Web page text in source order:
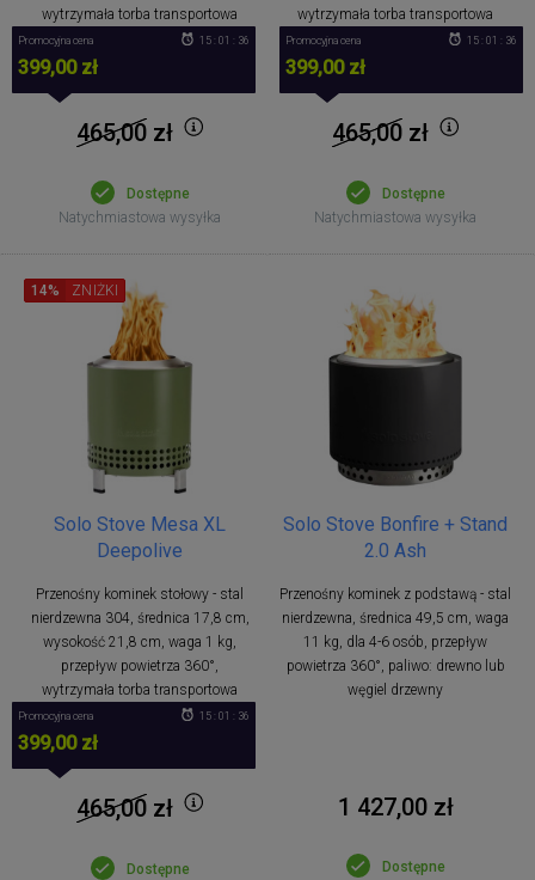
wytrzymała torba transportowa
Promocyjna cena
399,00 zł
15 : 01 : 36
465,00zł
Dostępne
Natychmiastowa wysyłka
wytrzymała torba transportowa
Promocyjna cena
399,00 zł
15 : 01 : 36
465,00zł
Dostępne
Natychmiastowa wysyłka
Solo Stove Mesa XL
Deepolive
Przenośny kominek stołowy - stal
nierdzewna 304, średnica 17,8 cm,
wysokość 21,8 cm, waga 1 kg,
przepływ powietrza 360°,
wytrzymała torba transportowa
14% ZNIŻKI
Promocyjna cena
399,00 zł
15 : 01 : 36
465,00zł
Dostępne
Solo Stove Bonfire + Stand
2.0 Ash
Przenośny kominek z podstawą - stal
nierdzewna, średnica 49,5 cm, waga
11 kg, dla 4-6 osób, przepływ
powietrza 360°, paliwo: drewno lub
węgiel drzewny
1 427,00 zł
Dostępne